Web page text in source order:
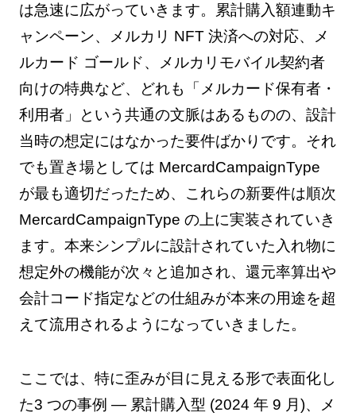
は急速に広がっていきます。累計購入額連動キ
ャンペーン、メルカリ NFT 決済への対応、メ
ルカード ゴールド、メルカリモバイル契約者
向けの特典など、どれも「メルカード保有者・
利用者」という共通の文脈はあるものの、設計
当時の想定にはなかった要件ばかりです。それ
でも置き場としては MercardCampaignType
が最も適切だったため、これらの新要件は順次
MercardCampaignType の上に実装されていき
ます。本来シンプルに設計されていた入れ物に
想定外の機能が次々と追加され、還元率算出や
会計コード指定などの仕組みが本来の用途を超
えて流用されるようになっていきました。
ここでは、特に歪みが目に見える形で表面化し
た3 つの事例 — 累計購入型 (2024 年 9 月)、メ